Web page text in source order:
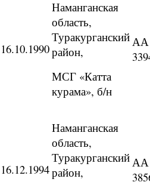
16.10.1990
Наманганская
область,
Туракурганский
район,
МСГ «Катта
курама», б/н
АА
16.12.1994
Наманганская
область,
Туракурганский
район,
АА